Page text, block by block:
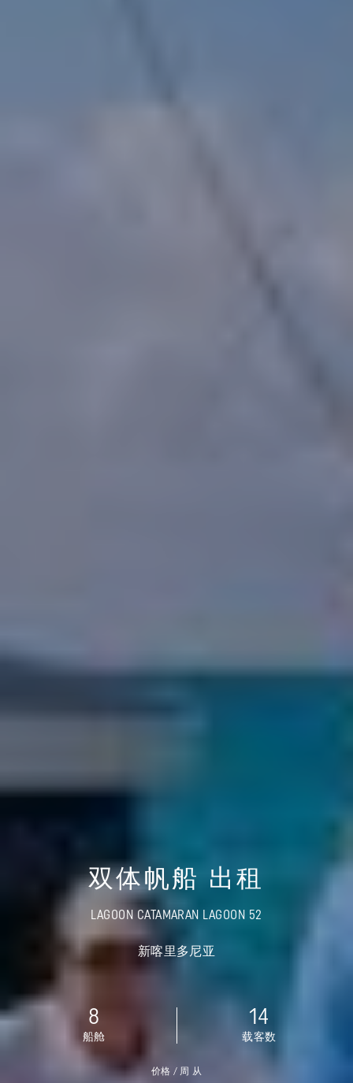
双体帆船 出租
LAGOON CATAMARAN LAGOON 52
新喀里多尼亚
8
船舱
14
载客数
价格 / 周 从